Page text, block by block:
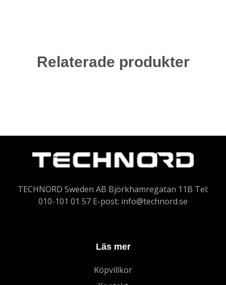
Relaterade produkter
TECHNORD Sweden AB Björkhamregatan 11B Tel:
010-101 01 57 E-post: info@technord.se
Läs mer
Köpvillkor